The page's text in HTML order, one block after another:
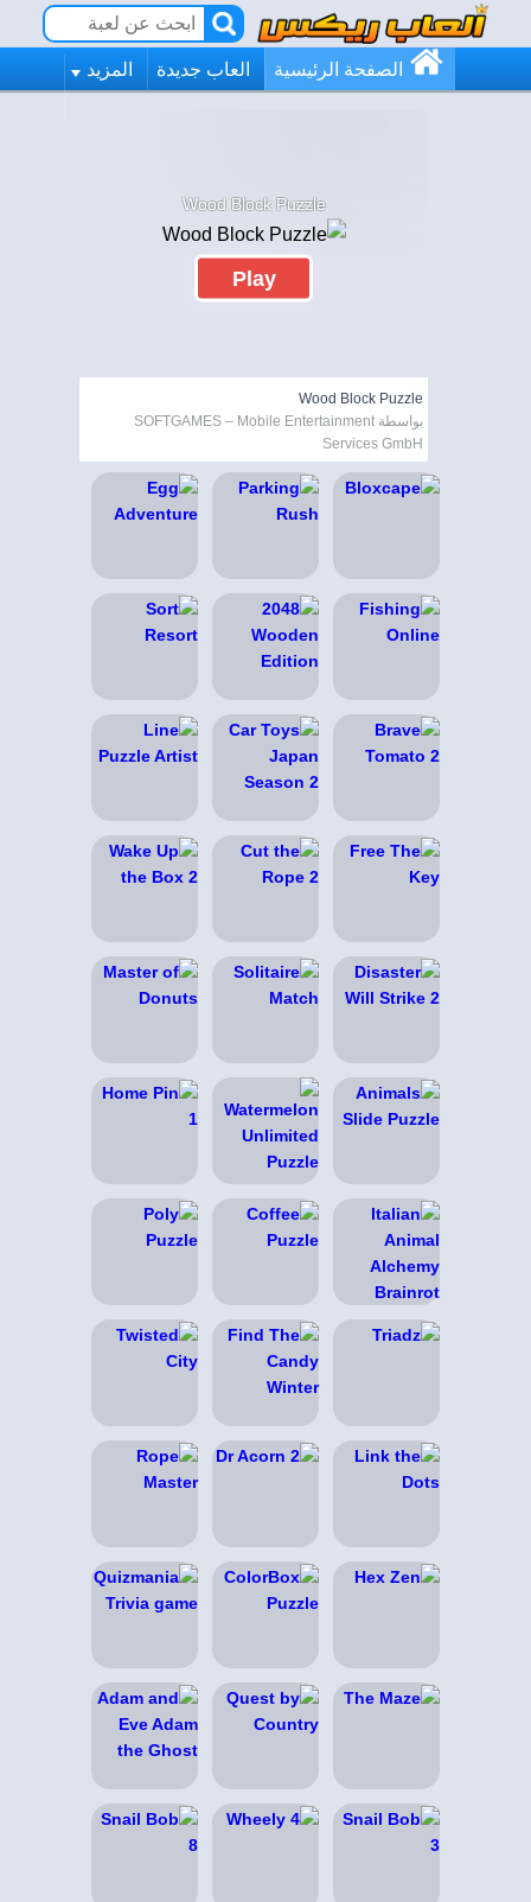
الصفحة الرئيسية العاب جديدة المزيد
Wood Block Puzzle
Play
Wood Block Puzzle
بواسطة SOFTGAMES – Mobile Entertainment
Services GmbH